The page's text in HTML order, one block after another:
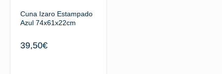
Cuna Izaro Estampado
Azul 74x61x22cm
39,50€